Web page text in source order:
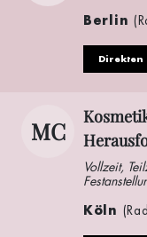
Berlin
Direkten
MC
Vollzeit,
Köln